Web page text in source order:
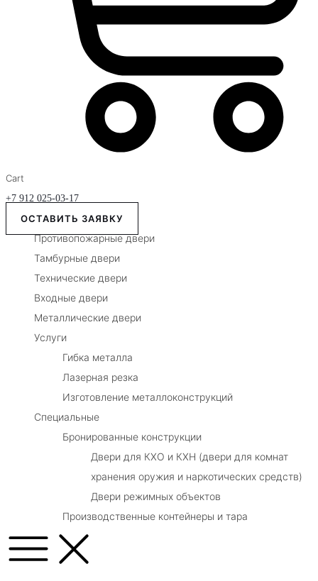
Cart
+7 912 025-03-17
ОСТАВИТЬ ЗАЯВКУ
Противопожарные двери
Тамбурные двери
Технические двери
Входные двери
Металлические двери
Услуги
Гибка металла
Лазерная резка
Изготовление металлоконструкций
Специальные
Бронированные конструкции
Двери для КХО и КХН (двери для комнат
хранения оружия и наркотических средств)
Двери режимных объектов
Производственные контейнеры и тара